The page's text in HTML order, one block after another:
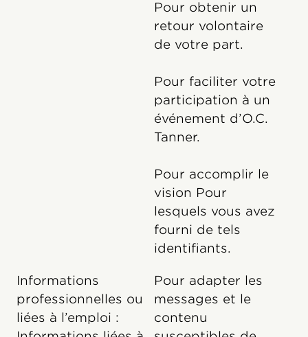
Pour obtenir un
retour volontaire
de votre part.
Pour faciliter votre
participation à un
événement d’O.C.
Tanner.
Pour accomplir le
vision Pour
lesquels vous avez
fourni de tels
identifiants.
Informations
professionnelles ou
liées à l’emploi :
Pour adapter les
messages et le
contenu